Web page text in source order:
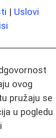
| Uslovi
ovog
pružaju se
u pogledu